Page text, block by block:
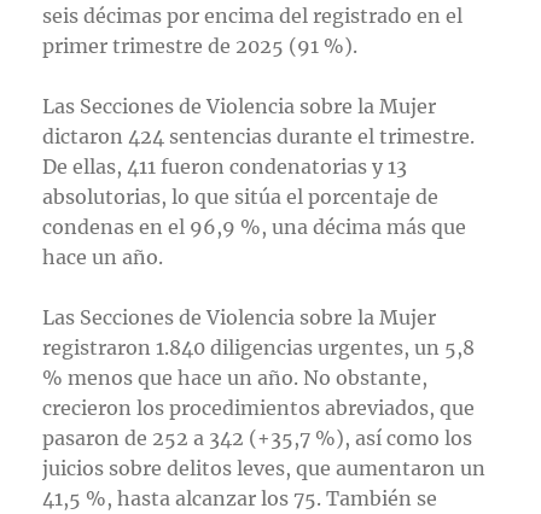
seis décimas por encima del registrado en el
primer trimestre de 2025 (91 %).
Las Secciones de Violencia sobre la Mujer
dictaron 424 sentencias durante el trimestre.
De ellas, 411 fueron condenatorias y 13
absolutorias, lo que sitúa el porcentaje de
condenas en el 96,9 %, una décima más que
hace un año.
Las Secciones de Violencia sobre la Mujer
registraron 1.840 diligencias urgentes, un 5,8
% menos que hace un año. No obstante,
crecieron los procedimientos abreviados, que
pasaron de 252 a 342 (+35,7 %), así como los
juicios sobre delitos leves, que aumentaron un
41,5 %, hasta alcanzar los 75. También se